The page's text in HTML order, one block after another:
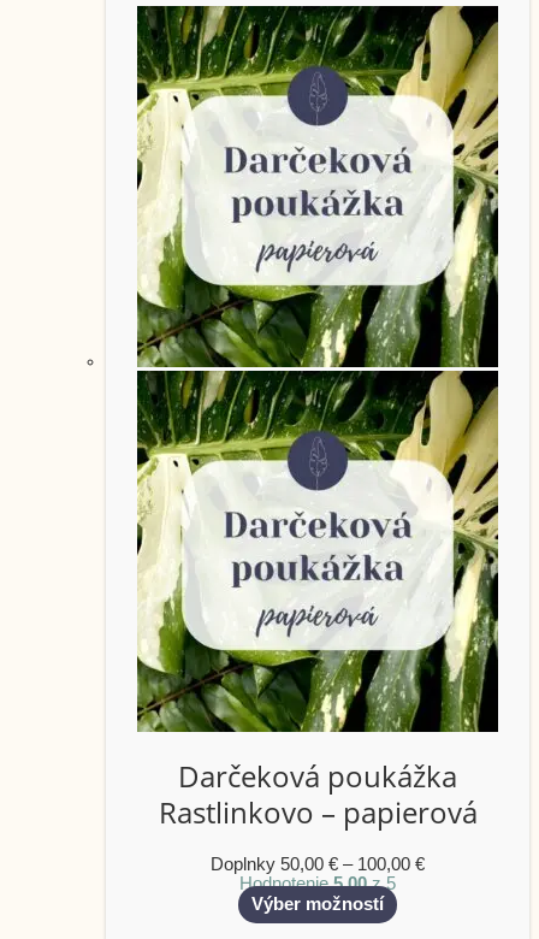
Darčeková poukážka
Rastlinkovo – papierová
Doplnky 50,00 € – 100,00 €
Hodnotenie5.00z 5
Výber možností